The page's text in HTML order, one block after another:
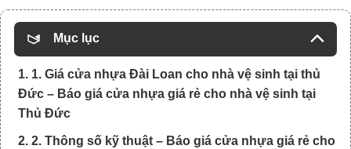
Mục lục
1. 1. Giá cửa nhựa Đài Loan cho nhà vệ sinh tại thủ
Đức – Báo giá cửa nhựa giá rẻ cho nhà vệ sinh tại
Thủ Đức
2. 2. Thông số kỹ thuật – Báo giá cửa nhựa giá rẻ cho